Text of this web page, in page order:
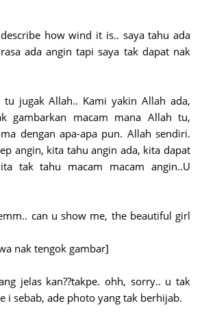
how wind it is.. saya tahu ada
ada angin tapi saya tak dapat nak
tu jugak Allah.. Kami yakin Allah ada,
gambarkan macam mana Allah tu,
dengan apa-apa pun. Allah sendiri.
angin, kita tahu angin ada, kita dapat
tak tahu macam macam angin..U
can u show me, the beautiful girl
nak tengok gambar]
jelas kan??takpe. ohh, sorry.. u tak
i sebab, ade photo yang tak berhijab.